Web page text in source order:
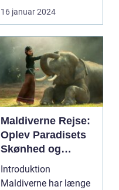
tiltrukket rejsende...
16 januar 2024
Maldiverne Rejse:
Oplev Paradisets
Skønhed og
Historie
Introduktion
Maldiverne har længe